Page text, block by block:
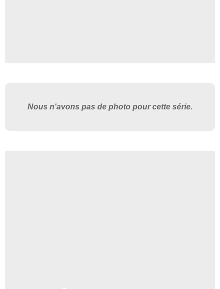
Nous n'avons pas de photo pour cette série.